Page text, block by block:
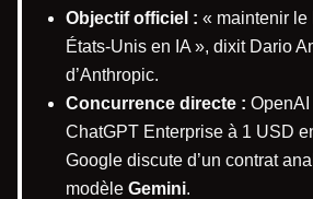
Objectif officiel : « maintenir
États-Unis en IA », dixit Dario
d’Anthropic.
Concurrence directe :
ChatGPT Enterprise à 1 USD
Google discute d’un contrat
modèle Gemini.